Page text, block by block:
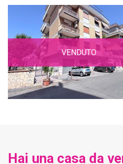
VENDUTO
Hai una casa da